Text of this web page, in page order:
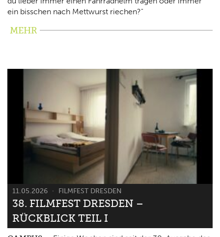
ein bisschen nach Mettwurst riechen?"
MEHR
11.05.2026 FILMFEST DRESDEN
38. FILMFEST DRESDEN –
RÜCKBLICK TEIL I